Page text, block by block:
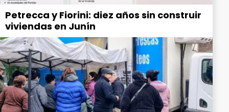
Petrecca y Fiorini: diez años sin construir
viviendas en Junín